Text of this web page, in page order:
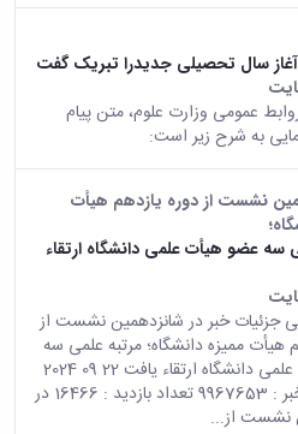
آغاز سال تحصیلی جدیدرا تبریک گفت
عمومی وزارت علوم، متن پیام
به شرح زیر است:
نشست از دوره یازدهم هیأت
سه عضو هیأت علمی دانشگاه ارتقاء
جزئیات خبر در شانزدهمین نشست از
هیأت ممیزه دانشگاه؛ مرتبه علمی سه
عضو هیأت علمی دانشگاه ارتقاء یافت 22 09 2024
06:51 کد خبر : 9967653 تعداد بازدید : 16466 در
نشست از...